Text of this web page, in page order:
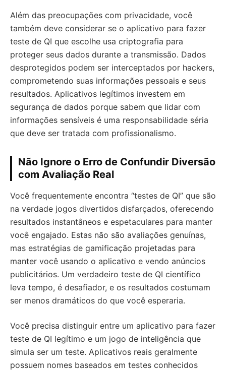
Além das preocupações com privacidade, você
também deve considerar se o aplicativo para fazer
teste de QI que escolhe usa criptografia para
proteger seus dados durante a transmissão. Dados
desprotegidos podem ser interceptados por hackers,
comprometendo suas informações pessoais e seus
resultados. Aplicativos legítimos investem em
segurança de dados porque sabem que lidar com
informações sensíveis é uma responsabilidade séria
que deve ser tratada com profissionalismo.
Não Ignore o Erro de Confundir Diversão
com Avaliação Real
Você frequentemente encontra “testes de QI” que são
na verdade jogos divertidos disfarçados, oferecendo
resultados instantâneos e espetaculares para manter
você engajado. Estas não são avaliações genuínas,
mas estratégias de gamificação projetadas para
manter você usando o aplicativo e vendo anúncios
publicitários. Um verdadeiro teste de QI científico
leva tempo, é desafiador, e os resultados costumam
ser menos dramáticos do que você esperaria.
Você precisa distinguir entre um aplicativo para fazer
teste de QI legítimo e um jogo de inteligência que
simula ser um teste. Aplicativos reais geralmente
possuem nomes baseados em testes conhecidos